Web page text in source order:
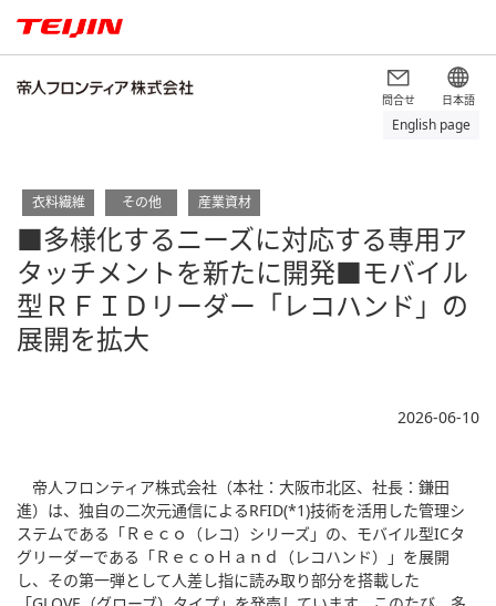
問合せ 日本語
English page
衣料繊維 その他 産業資材
■多様化するニーズに対応する専用ア
タッチメントを新たに開発■モバイル
型ＲＦＩＤリーダー「レコハンド」の
展開を拡大
2026-06-10
帝人フロンティア株式会社（本社：大阪市北区、社長：鎌田
進）は、独自の二次元通信によるRFID(*1)技術を活用した管理シ
ステムである「Ｒｅｃｏ（レコ）シリーズ」の、モバイル型ICタ
グリーダーである「ＲｅｃｏＨａｎｄ（レコハンド）」を展開
し、その第一弾として人差し指に読み取り部分を搭載した